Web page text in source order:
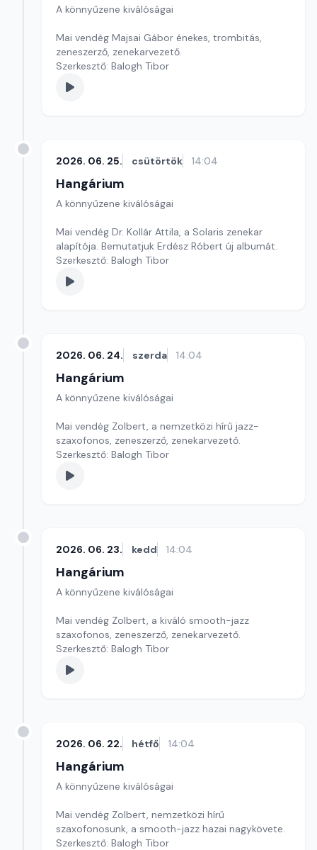
A könnyűzene kiválóságai
Mai vendég Majsai Gábor énekes, trombitás,
zeneszerző, zenekarvezető.
Szerkesztő: Balogh Tibor
2026. 06. 25. csütörtök 14:04
Hangárium
A könnyűzene kiválóságai
Mai vendég Dr. Kollár Attila, a Solaris zenekar
alapítója. Bemutatjuk Erdész Róbert új albumát.
Szerkesztő: Balogh Tibor
2026. 06. 24. szerda 14:04
Hangárium
A könnyűzene kiválóságai
Mai vendég Zolbert, a nemzetközi hírű jazz-
szaxofonos, zeneszerző, zenekarvezető.
Szerkesztő: Balogh Tibor
2026. 06. 23. kedd 14:04
Hangárium
A könnyűzene kiválóságai
Mai vendég Zolbert, a kiváló smooth-jazz
szaxofonos, zeneszerző, zenekarvezető.
Szerkesztő: Balogh Tibor
2026. 06. 22. hétfő 14:04
Hangárium
A könnyűzene kiválóságai
Mai vendég Zolbert, nemzetközi hírű
szaxofonosunk, a smooth-jazz hazai nagykövete.
Szerkesztő: Balogh Tibor